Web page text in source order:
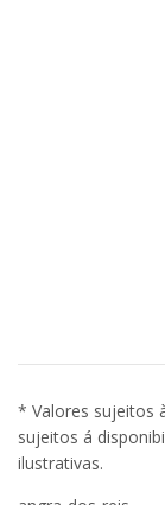
* Valores sujeitos
sujeitos á
ilustrativas.